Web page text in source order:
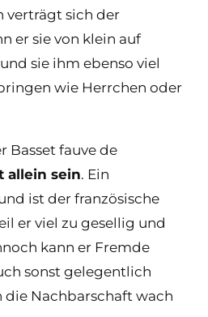
verträgt sich der
er sie von klein auf
sie ihm ebenso viel
wie Herrchen oder
Basset fauve de
allein sein. Ein
ist der französische
er viel zu gesellig und
kann er Fremde
sonst gelegentlich
die Nachbarschaft wach